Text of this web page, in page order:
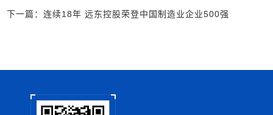
下一篇：连续18年 远东控股荣登中国制造业企业500强